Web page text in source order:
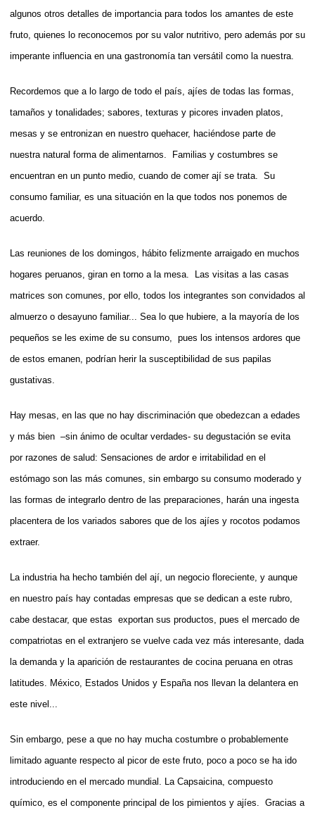
algunos otros detalles de importancia para todos los amantes de este
fruto, quienes lo reconocemos por su valor nutritivo, pero además por su
imperante influencia en una gastronomía tan versátil como la nuestra.
Recordemos que a lo largo de todo el país, ajíes de todas las formas,
tamaños y tonalidades; sabores, texturas y picores invaden platos,
mesas y se entronizan en nuestro quehacer, haciéndose parte de
nuestra natural forma de alimentarnos. Familias y costumbres se
encuentran en un punto medio, cuando de comer ají se trata. Su
consumo familiar, es una situación en la que todos nos ponemos de
acuerdo.
Las reuniones de los domingos, hábito felizmente arraigado en muchos
hogares peruanos, giran en torno a la mesa. Las visitas a las casas
matrices son comunes, por ello, todos los integrantes son convidados al
almuerzo o desayuno familiar... Sea lo que hubiere, a la mayoría de los
pequeños se les exime de su consumo, pues los intensos ardores que
de estos emanen, podrían herir la susceptibilidad de sus papilas
gustativas.
Hay mesas, en las que no hay discriminación que obedezcan a edades
y más bien –sin ánimo de ocultar verdades- su degustación se evita
por razones de salud: Sensaciones de ardor e irritabilidad en el
estómago son las más comunes, sin embargo su consumo moderado y
las formas de integrarlo dentro de las preparaciones, harán una ingesta
placentera de los variados sabores que de los ajíes y rocotos podamos
extraer.
La industria ha hecho también del ají, un negocio floreciente, y aunque
en nuestro país hay contadas empresas que se dedican a este rubro,
cabe destacar, que estas exportan sus productos, pues el mercado de
compatriotas en el extranjero se vuelve cada vez más interesante, dada
la demanda y la aparición de restaurantes de cocina peruana en otras
latitudes. México, Estados Unidos y España nos llevan la delantera en
este nivel...
Sin embargo, pese a que no hay mucha costumbre o probablemente
limitado aguante respecto al picor de este fruto, poco a poco se ha ido
introduciendo en el mercado mundial. La Capsaicina, compuesto
químico, es el componente principal de los pimientos y ajíes. Gracias a